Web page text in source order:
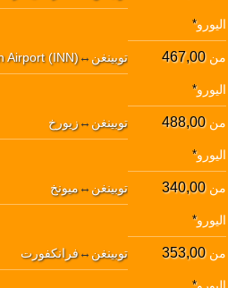
اليورو*
توبينغن ↔
Airport (INN) من467,00
اليورو*
توبينغن ↔زيورخ من488,00
اليورو*
توبينغن ↔ميونخ من340,00
اليورو*
توبينغن ↔فرانكفورت من353,00
*